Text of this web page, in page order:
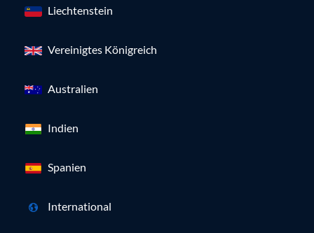
Liechtenstein
Vereinigtes Königreich
Australien
Indien
Spanien
International